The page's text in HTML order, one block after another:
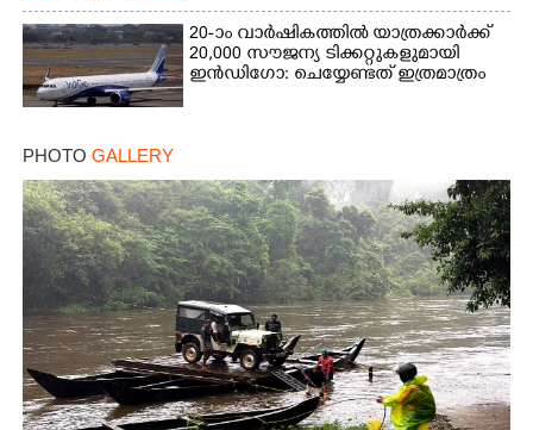
20-ാം വാർഷികത്തിൽ യാത്രക്കാർക്ക്
20,000 സൗജന്യ ടിക്കറ്റുകളുമായി
ഇൻഡിഗോ: ചെയ്യേണ്ടത് ഇത്രമാത്രം
PHOTO GALLERY